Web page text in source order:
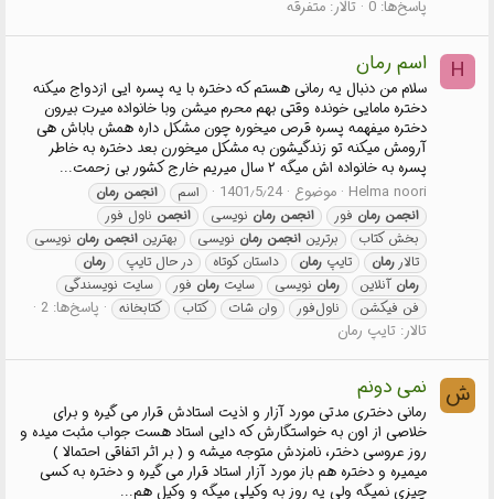
پاسخ‌ها: 0 تالار: متفرقه
H اسم رمان
سلام من دنبال یه رمانی هستم که دختره با یه پسره ایی ازدواج میکنه
دختره مامایی خونده وقتی بهم محرم میشن وبا خانواده میرت بیرون
دختره میفهمه پسره قرص میخوره چون مشکل داره همش باباش هی
آرومش میکنه تو زندگیشون به مشکل میخورن بعد دختره به خاطر
پسره به خانواده اش میگه ۲ سال میریم خارج کشور بی زحمت...
Helma noori موضوع 1401٫5٫24 اسم انجمن رمان
انجمن رمان فور انجمن رمان نویسی انجمن ناول فور
بخش کتاب
برترین انجمن رمان نویسی بهترین انجمن رمان نویسی
تالار رمان تایپ رمان داستان کوتاه در حال تایپ
رمان
رمان آنلاین رمان نویسی سایت رمان فور
سایت نویسندگی
فن فیکشن
ناول‌فور وان شات کتاب کتابخانه
پاسخ‌ها: 2
تالار: تایپ رمان
ش نمی دونم
رمانی دختری مدتی مورد آزار و اذیت استادش قرار می گیره و برای
خلاصی از اون به خواستگارش که دایی استاد هست جواب مثبت میده و
روز عروسی دختر، نامزدش متوجه میشه و ( بر اثر اتفاقی احتمالا )
میمیره و دختره هم باز مورد آزار استاد قرار می گیره و دختره به کسی
چیزی نمیگه ولی یه روز به وکیلی میگه و وکیل هم...